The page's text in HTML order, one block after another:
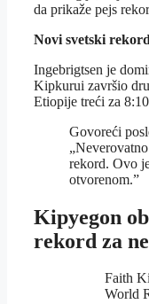
da prikaže pejs
Novi svetski
Ingebrigtsen je
Kipkurui završio
Etiopije treći za
Govoreći
rekord. Ovo
otvorenom.”
Kipyegon
rekord za
Faith
World